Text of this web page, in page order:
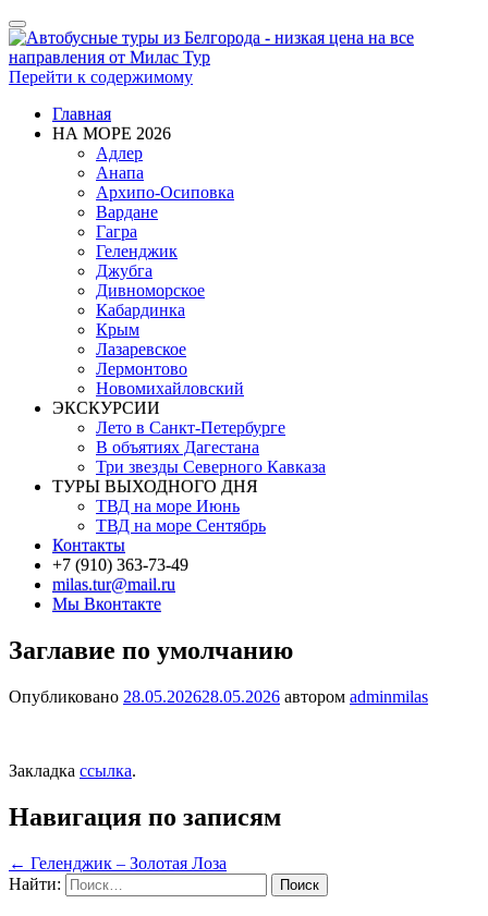
Показать/
Скрыть
навигацию
Перейти к содержимому
Главная
НА МОРЕ 2026
Адлер
Анапа
Архипо-Осиповка
Вардане
Гагра
Геленджик
Джубга
Дивноморское
Кабардинка
Крым
Лазаревское
Лермонтово
Новомихайловский
ЭКСКУРСИИ
Лето в Санкт-Петербурге
В объятиях Дагестана
Три звезды Северного Кавказа
ТУРЫ ВЫХОДНОГО ДНЯ
ТВД на море Июнь
ТВД на море Сентябрь
Контакты
+7 (910) 363-73-49
milas.tur@mail.ru
Мы Вконтакте
Заглавие по умолчанию
Опубликовано 28.05.202628.05.2026 автором adminmilas
Закладка ссылка.
Навигация по записям
← Геленджик – Золотая Лоза
Найти: